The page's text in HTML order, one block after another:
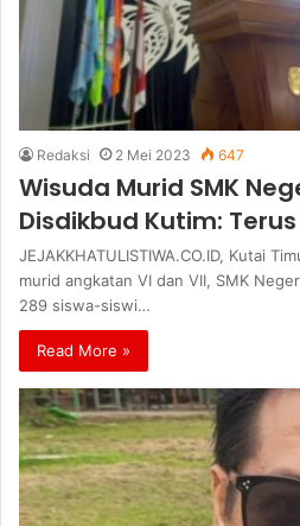
Redaksi 2 Mei 2023 647
Wisuda Murid SMK
Disdikbud Kutim:
JEJAKKHATULISTIWA.CO.ID, Kutai
murid angkatan VI dan VII, SMK
289 siswa-siswi…
Read More »